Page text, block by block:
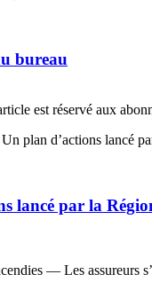
bureau
est réservé aux
lancé par la